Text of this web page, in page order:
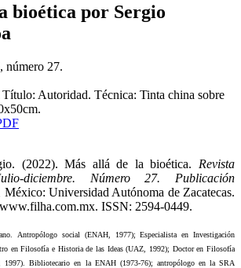
bioética por Sergio
número 27.
Autoridad. Técnica: Tinta china sobre
(2022). Más allá de la bioética. Revista
diciembre. Número 27. Publicación
México: Universidad Autónoma de Zacatecas.
ISSN: 2594-0449.
Antropólogo social (ENAH, 1977); Especialista en Investigación
en Filosofía e Historia de las Ideas (UAZ, 1992); Doctor en Filosofía
1997). Bibliotecario en la ENAH (1973-76); antropólogo en la SRA